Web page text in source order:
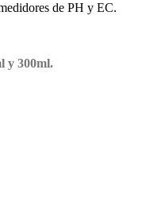
de PH y EC.
y 300ml.